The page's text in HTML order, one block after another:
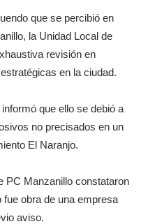
que se percibió en
la Unidad Local de
revisión en
en la ciudad.
que ello se debió a
no precisados en un
El Naranjo.
PC Manzanillo constataron
fue obra de una empresa
aviso.